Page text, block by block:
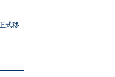
式移